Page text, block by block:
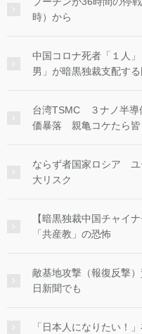
時）から
中国コロナ死者「１人
男」が暗黒独裁支配する
台湾TSMC ３ナノ半導
価暴落 親亀コケたら皆
ならず者国家ロシア ユ
大リスク
【暗黒独裁中国チャイ
「共産教」の恐怖
敵基地攻撃（報復反撃
日新聞でも
「日本人になりたい！